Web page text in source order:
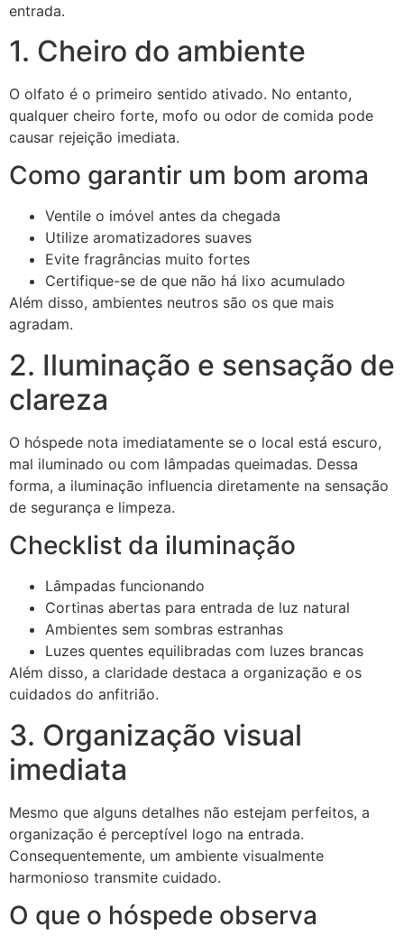
entrada.
1. Cheiro do ambiente
O olfato é o primeiro sentido ativado. No entanto,
qualquer cheiro forte, mofo ou odor de comida pode
causar rejeição imediata.
Como garantir um bom aroma
Ventile o imóvel antes da chegada
Utilize aromatizadores suaves
Evite fragrâncias muito fortes
Certifique-se de que não há lixo acumulado
Além disso, ambientes neutros são os que mais
agradam.
2. Iluminação e sensação de
clareza
O hóspede nota imediatamente se o local está escuro,
mal iluminado ou com lâmpadas queimadas. Dessa
forma, a iluminação influencia diretamente na sensação
de segurança e limpeza.
Checklist da iluminação
Lâmpadas funcionando
Cortinas abertas para entrada de luz natural
Ambientes sem sombras estranhas
Luzes quentes equilibradas com luzes brancas
Além disso, a claridade destaca a organização e os
cuidados do anfitrião.
3. Organização visual
imediata
Mesmo que alguns detalhes não estejam perfeitos, a
organização é perceptível logo na entrada.
Consequentemente, um ambiente visualmente
harmonioso transmite cuidado.
O que o hóspede observa